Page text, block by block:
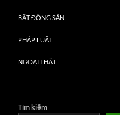
BẤT ĐỘNG SẢN
PHÁP LUẬT
NGOẠI THẤT
Tìm kiếm